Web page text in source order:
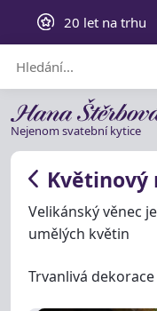
20 let na trhu
Nejenom svatební kytice
Květinový
Velikánský věnec
umělých květin
Trvanlivá dekorace